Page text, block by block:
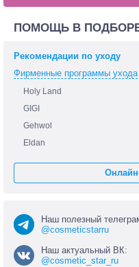
ПОМОЩЬ В
Рекомендации по уходу
Фирменные программы ухода
Holy Land
GIGI
Gehwol
Eldan
Наш полезный
@cosmeticstarru
Наш актуальный ВК:
@cosmetic_star_ru